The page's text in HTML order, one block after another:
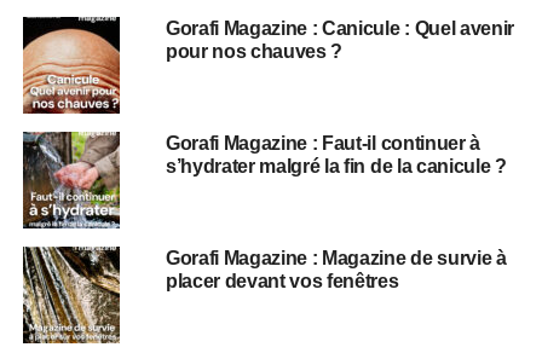
Gorafi Magazine : Canicule : Quel avenir
pour nos chauves ?
Gorafi Magazine : Faut-il continuer à
s’hydrater malgré la fin de la canicule ?
Gorafi Magazine : Magazine de survie à
placer devant vos fenêtres